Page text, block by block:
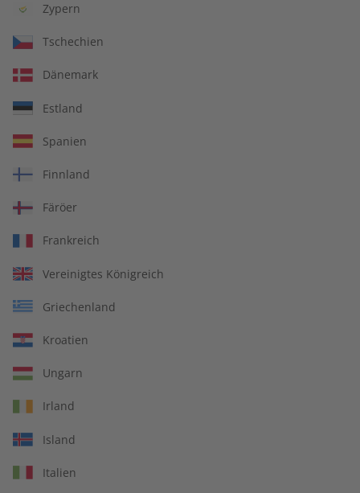
Alles inklusive: eMagazine, digitales
Übungsheft und Audiotrainer
14 Ausgaben pro Jahr
Bequem lesen auf jedem Gerät
Jederzeit monatlich kündbar
pro Ausgabe:
Zypern
Tschechien
Dänemark
Estland
Spanien
Finnland
Färöer
Frankreich
Vereinigtes Königreich
Griechenland
Kroatien
Ungarn
Irland
Island
Italien